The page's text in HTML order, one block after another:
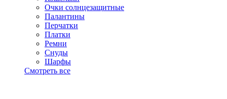
Очки солнцезащитные
Палантины
Перчатки
Платки
Ремни
Снуды
Шарфы
Смотреть все